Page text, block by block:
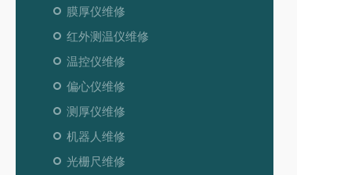
膜厚仪维修
红外测温仪维修
温控仪维修
偏心仪维修
测厚仪维修
机器人维修
光栅尺维修